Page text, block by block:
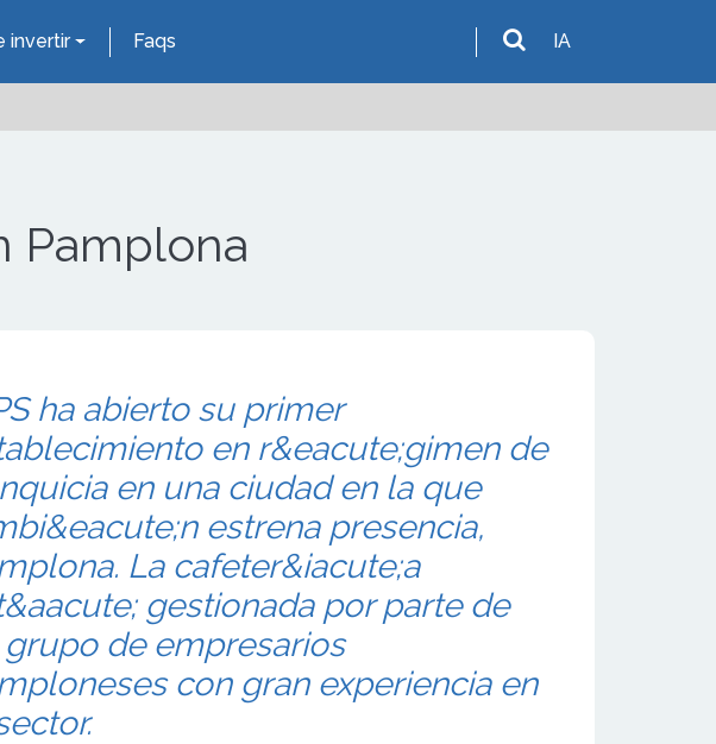
invertir Faqs IA
Pamplona
ha abierto su primer
en r&eacute;gimen de
en una ciudad en la que
estrena presencia,
La cafeter&iacute;a
gestionada por parte de
grupo de empresarios
con gran experiencia en